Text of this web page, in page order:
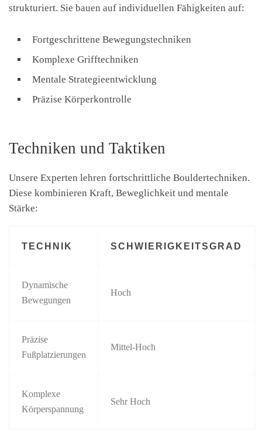
strukturiert. Sie bauen auf individuellen Fähigkeiten auf:
Fortgeschrittene Bewegungstechniken
Komplexe Grifftechniken
Mentale Strategieentwicklung
Präzise Körperkontrolle
Techniken und Taktiken
Unsere Experten lehren fortschrittliche Bouldertechniken.
Diese kombinieren Kraft, Beweglichkeit und mentale
Stärke:
TECHNIK SCHWIERIGKEITSGRAD
Dynamische
Bewegungen
Hoch
Präzise
Fußplatzierungen
Mittel-Hoch
Komplexe
Körperspannung
Sehr Hoch